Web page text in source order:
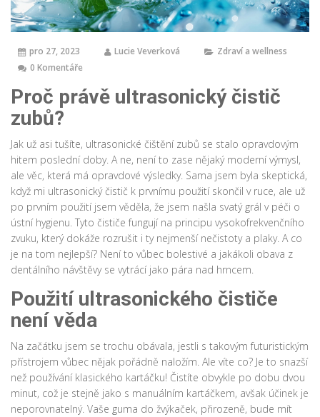
pro 27, 2023 Lucie Veverková
Zdraví a wellness
0 Komentáře
Proč právě ultrasonický čistič
zubů?
Jak už asi tušíte, ultrasonické čištění zubů se stalo opravdovým
hitem poslední doby. A ne, není to zase nějaký moderní výmysl,
ale věc, která má opravdové výsledky. Sama jsem byla skeptická,
když mi ultrasonický čistič k prvnímu použití skončil v ruce, ale už
po prvním použití jsem věděla, že jsem našla svatý grál v péči o
ústní hygienu. Tyto čističe fungují na principu vysokofrekvenčního
zvuku, který dokáže rozrušit i ty nejmenší nečistoty a plaky. A co
je na tom nejlepší? Není to vůbec bolestivé a jakákoli obava z
dentálního návštěvy se vytrácí jako pára nad hrncem.
Použití ultrasonického čističe
není věda
Na začátku jsem se trochu obávala, jestli s takovým futuristickým
přístrojem vůbec nějak pořádně naložím. Ale víte co? Je to snazší
než používání klasického kartáčku! Čistíte obvykle po dobu dvou
minut, což je stejně jako s manuálním kartáčkem, avšak účinek je
neporovnatelný. Vaše guma do žvýkaček, přirozeně, bude mít